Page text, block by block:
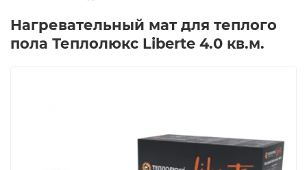
Нагревательный мат для теплого
пола Теплолюкс Liberte 4.0 кв.м.